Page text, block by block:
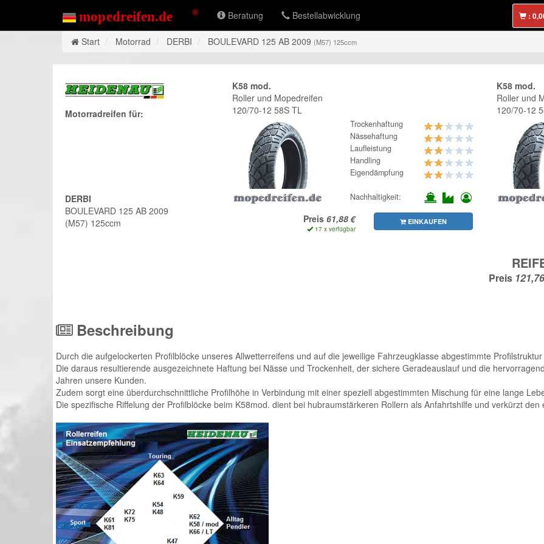
Beratung Bestellabwicklung :
Start Motorrad DERBI BOULEVARD 125 AB 2009 (M57) 125ccm
Motorradreifen für:
DERBI
BOULEVARD 125 AB 2009
(M57) 125ccm
K58 mod.
Roller und Mopedreifen
120/70-12 58S TL
Trockenhaftung
Nässehaftung
Laufleistung
Handling
Eigendämpfung
Nachhaltigkeit:
Preis
17 x verfügbar
EINKAUFEN
K58 mod.
Roller und
120/70-12
Preis
Beschreibung
Durch die aufgelockerten Profilblöcke unseres Allwetterreifens und auf die jeweilige Fahrzeugklasse abgestimmte
Die daraus resultierende ausgezeichnete Haftung bei Nässe und Trockenheit, der sichere Geradeauslauf und die
Jahren unsere Kunden.
Zudem sorgt eine überdurchschnittliche Profilhöhe in Verbindung mit einer speziell abgestimmten Mischung für eine lange
Die spezifische Riffelung der Profilblöcke beim K58mod. dient bei hubraumstärkeren Rollern als Anfahrtshilfe und verkürzt